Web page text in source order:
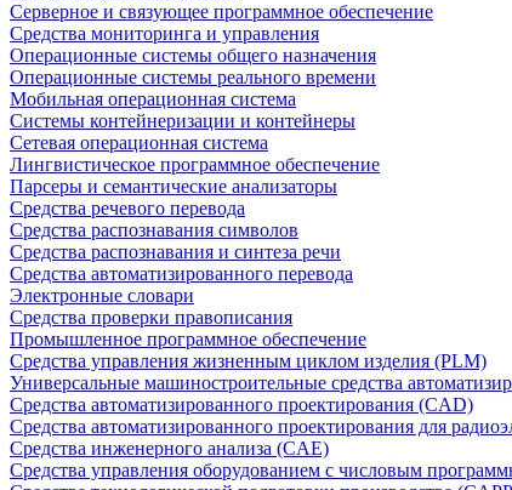
Серверное и связующее программное обеспечение
Средства мониторинга и управления
Операционные системы общего назначения
Операционные системы реального времени
Мобильная операционная система
Системы контейнеризации и контейнеры
Сетевая операционная система
Лингвистическое программное обеспечение
Парсеры и семантические анализаторы
Средства речевого перевода
Средства распознавания символов
Средства распознавания и синтеза речи
Средства автоматизированного перевода
Электронные словари
Средства проверки правописания
Промышленное программное обеспечение
Средства управления жизненным циклом изделия (PLM)
Универсальные машиностроительные средства
Средства автоматизированного проектирования (CAD)
Средства автоматизированного проектирования для
Средства инженерного анализа (CAE)
Средства управления оборудованием с числовым